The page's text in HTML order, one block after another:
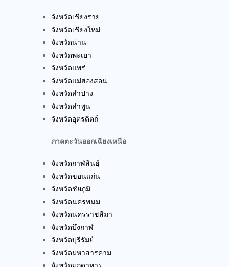
จังหวัดเชียงราย
จังหวัดเชียงใหม่
จังหวัดน่าน
จังหวัดพะเยา
จังหวัดแพร่
จังหวัดแม่ฮ่องสอน
จังหวัดลำปาง
จังหวัดลำพูน
จังหวัดอุตรดิตถ์
ภาคตะวันออกเฉียงเหนือ
จังหวัดกาฬสินธุ์
จังหวัดขอนแก่น
จังหวัดชัยภูมิ
จังหวัดนครพนม
จังหวัดนครราชสีมา
จังหวัดบึงกาฬ
จังหวัดบุรีรัมย์
จังหวัดมหาสารคาม